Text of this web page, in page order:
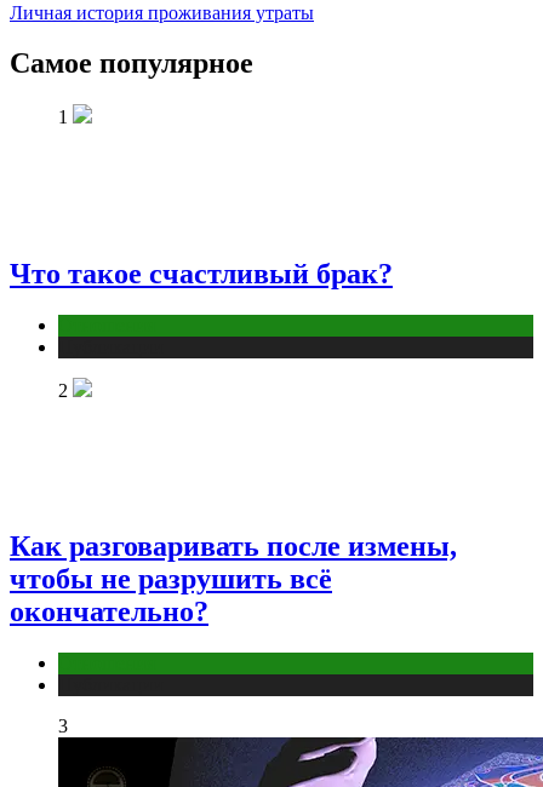
Личная история проживания утраты
Самое популярное
1
Что такое счастливый брак?
2
Как разговаривать после измены,
чтобы не разрушить всё
окончательно?
3